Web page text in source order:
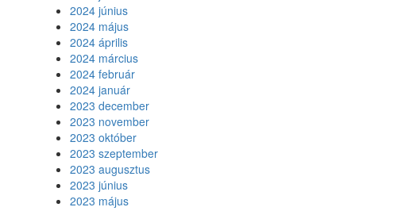
2024 június
2024 május
2024 április
2024 március
2024 február
2024 január
2023 december
2023 november
2023 október
2023 szeptember
2023 augusztus
2023 június
2023 május